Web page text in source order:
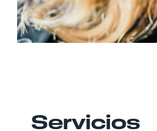
Servicios